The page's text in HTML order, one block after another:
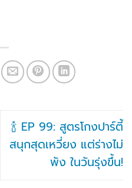
🍾 EP 99: สูตรโกงปาร์ตี้
สนุกสุดเหวี่ยง แต่ร่างไม่
พัง ในวันรุ่งขึ้น!